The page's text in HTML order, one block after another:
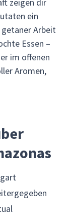
ein
Arbeit
Essen –
im offenen
Aromen,